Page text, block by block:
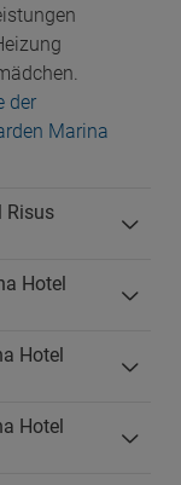
der
Marina
Risus
Hotel
Hotel
Hotel